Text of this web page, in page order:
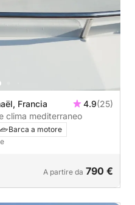
Francia 4.9(25)
clima mediterraneo
Barca a motore
A partire da 790 €